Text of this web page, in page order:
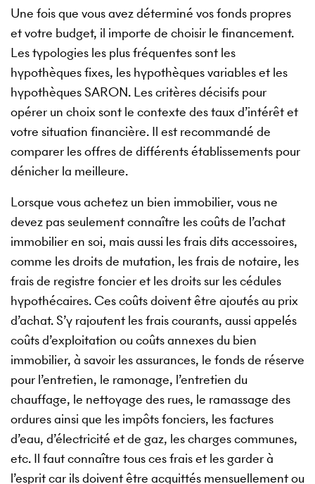
Une fois que vous avez déterminé vos fonds propres
et votre budget, il importe de choisir le financement.
Les typologies les plus fréquentes sont les
hypothèques fixes, les hypothèques variables et les
hypothèques SARON. Les critères décisifs pour
opérer un choix sont le contexte des taux d’intérêt et
votre situation financière. Il est recommandé de
comparer les offres de différents établissements pour
dénicher la meilleure.
Lorsque vous achetez un bien immobilier, vous ne
devez pas seulement connaître les coûts de l’achat
immobilier en soi, mais aussi les frais dits accessoires,
comme les droits de mutation, les frais de notaire, les
frais de registre foncier et les droits sur les cédules
hypothécaires. Ces coûts doivent être ajoutés au prix
d’achat. S’y rajoutent les frais courants, aussi appelés
coûts d’exploitation ou coûts annexes du bien
immobilier, à savoir les assurances, le fonds de réserve
pour l’entretien, le ramonage, l’entretien du
chauffage, le nettoyage des rues, le ramassage des
ordures ainsi que les impôts fonciers, les factures
d’eau, d’électricité et de gaz, les charges communes,
etc. Il faut connaître tous ces frais et les garder à
l’esprit car ils doivent être acquittés mensuellement ou